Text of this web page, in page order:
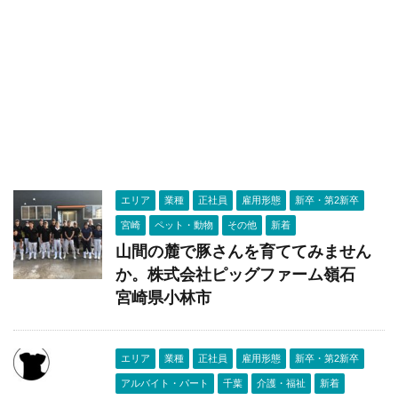
エリア 業種 正社員 雇用形態 新卒・第2新卒
宮崎 ペット・動物 その他 新着
山間の麓で豚さんを育ててみません
か。株式会社ピッグファーム嶺石
宮崎県小林市
エリア 業種 正社員 雇用形態 新卒・第2新卒
アルバイト・パート 千葉 介護・福祉 新着